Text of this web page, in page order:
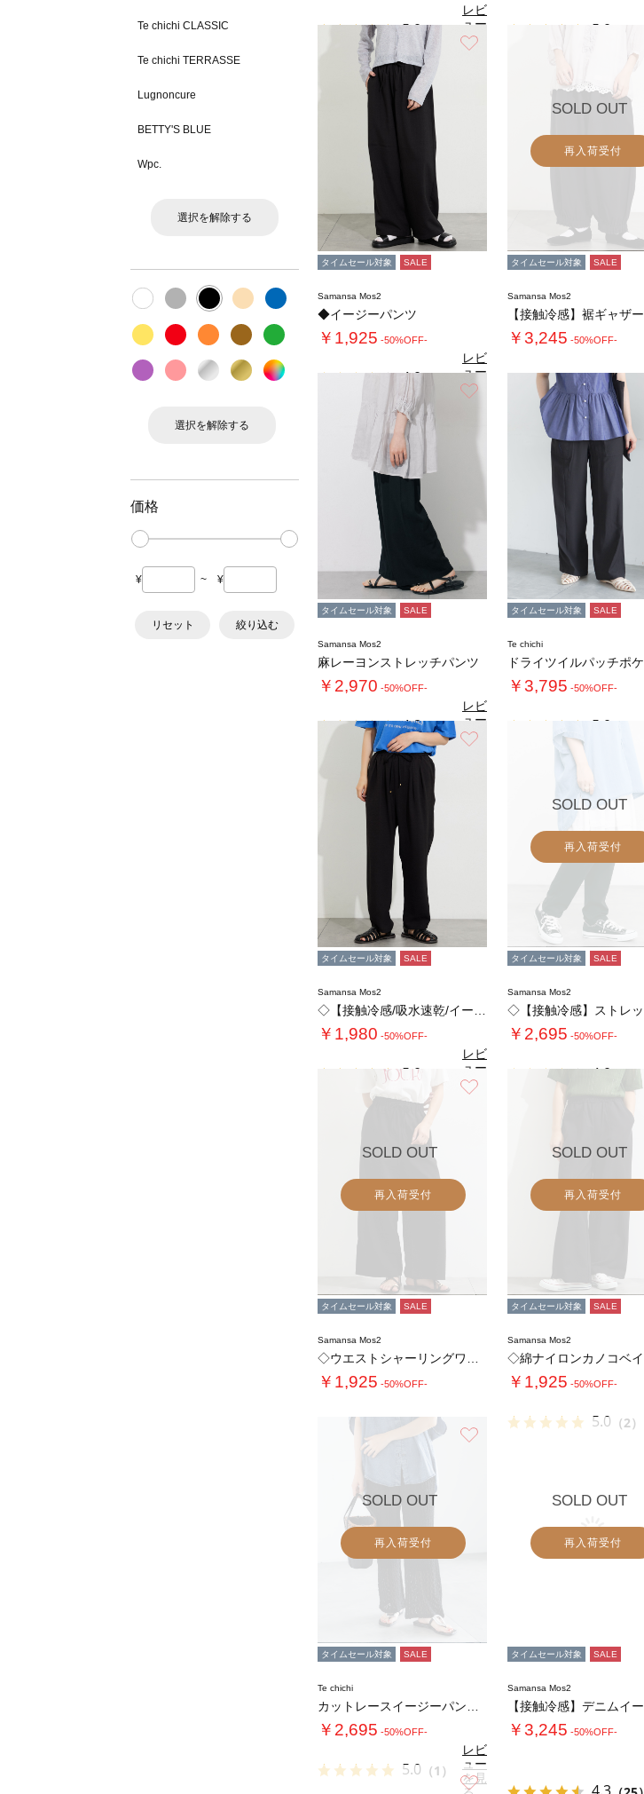
Te chichi CLASSIC
Te chichi TERRASSE
Lugnoncure
BETTY'S BLUE
Wpc.
選択を解除する
選択を解除する
価格
¥ ~ ¥
リセット 絞り込む
5.0（1）
レビ
ュー
を見
る
5.0 （2）
タイムセール対象 SALE
Samansa Mos2
◆イージーパンツ
￥1,925 -50%OFF-
4.0（1）
レビ
ュー
を見
る
SOLD OUT
再入荷受付
タイムセール対象 SALE
Samansa Mos2
￥3,245 -50%OFF-
4.7（23）
タイムセール対象 SALE
Samansa Mos2
麻レーヨンストレッチパンツ
￥2,970 -50%OFF-
4.8（4）
レビ
ュー
を見
る
タイムセール対象 SALE
Te chichi
￥3,795 -50%OFF-
5.0 （1）
タイムセール対象 SALE
Samansa Mos2
￥1,980 -50%OFF-
5.0
レビ
ュー
を見
る
SOLD OUT
再入荷受付
タイムセール対象 SALE
Samansa Mos2
￥2,695 -50%OFF-
4.0（1）
SOLD OUT
再入荷受付
タイムセール対象 SALE
Samansa Mos2
￥1,925 -50%OFF-
SOLD OUT
再入荷受付
タイムセール対象 SALE
Samansa Mos2
￥1,925 -50%OFF-
5.0 （2）
お気に入り
SOLD OUT
再入荷受付
タイムセール対象 SALE
Te chichi
￥2,695 -50%OFF-
5.0 （1）
レビ
ュー
を見
SOLD OUT
再入荷受付
タイムセール対象 SALE
Samansa Mos2
￥3,245 -50%OFF-
お気に入り